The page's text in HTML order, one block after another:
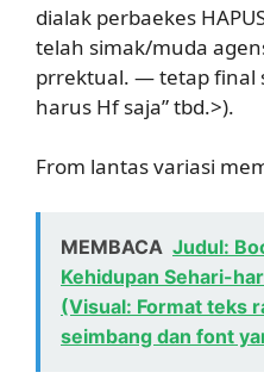
dialak perbaekes
telah simak/muda
prrektual. — tetap final
harus Hf saja” tbd.>).
From lantas variasi
MEMBACA Judul:
Kehidupan Sehari-
(Visual: Format teks
seimbang dan font